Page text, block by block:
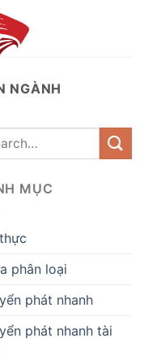
NGÀNH
MỤC
phân loại
phát nhanh
phát nhanh tài